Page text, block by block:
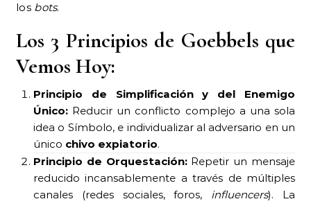
los bots.
Los 3 Principios de Goebbels que
Vemos Hoy:
Principio de Simplificación y del Enemigo
Único: Reducir un conflicto complejo a una sola
idea o Símbolo, e individualizar al adversario en un
único chivo expiatorio.
Principio de Orquestación:Repetir un mensaje
reducido incansablemente a través de múltiples
canales (redes sociales, foros, influencers). La